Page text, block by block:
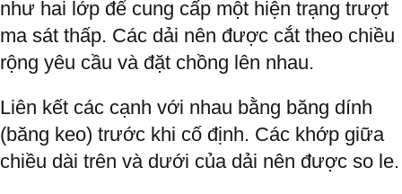
như hai lớp để cung cấp một hiện trạng trượt
ma sát thấp. Các dải nên được cắt theo chiều
rộng yêu cầu và đặt chồng lên nhau.
Liên kết các cạnh với nhau bằng băng dính
(băng keo) trước khi cố định. Các khớp giữa
chiều dài trên và dưới của dải nên được so le.